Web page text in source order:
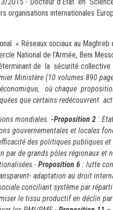
organisations internationales
« Réseaux sociaux au
National de l’Armée, Beni
de la sécurité
Ministère (10 volumes 890
où chaque
que certains redécouvrent
mondiales. -Proposition 2 :
gouvernementales et locales
des politiques publiques
par de grands pôles régionaux
Proposition 6 : lutte
adaptation au droit
conciliant système par
le tissu productif en déclin